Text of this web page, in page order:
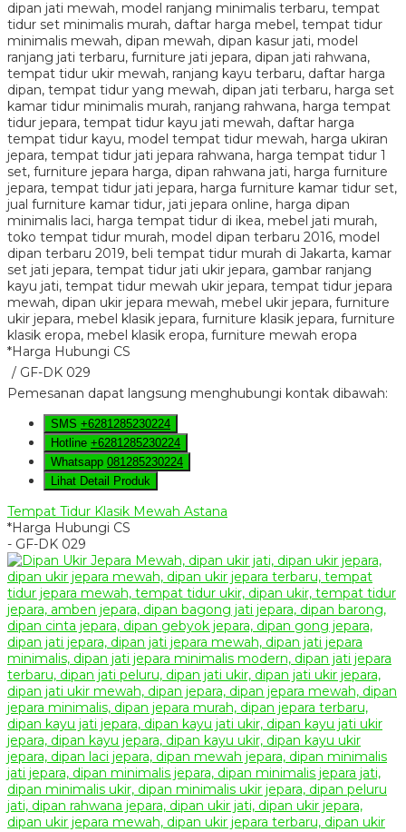
*Harga Hubungi CS
/ GF-DK 029
Pemesanan dapat langsung menghubungi kontak dibawah:
SMS +6281285230224
Hotline +6281285230224
Whatsapp 081285230224
Lihat Detail Produk
Tempat Tidur Klasik Mewah Astana
*Harga Hubungi CS
- GF-DK 029